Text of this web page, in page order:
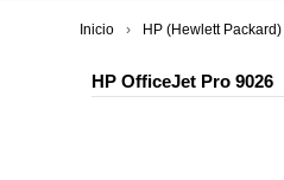
Inicio HP (Hewlett Packard)
HP OfficeJet Pro 9026